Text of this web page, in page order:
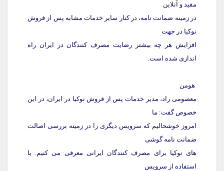
مفید و آنلاین
در زمینه ضمانت نامه، در کنار سایر خدمات مشابه پس از فروش
نوکیا در جهت
افزایش هر چه بیشتر رضایت مصرف کنندگان در ایران راه
اندازی شده است.
هومن
معصومی راد، مدیر خدمات پس از فروش نوکیا در ایران، در این
خصوص گفت: ما
امروز خوشحالیم که سرویس دیگری را در زمینه بررسی اصالت
ضمانت نامه گوشی
های نوکیا برای مصرف کنندگان ایرانی معرفی می کنیم. با
استفاده از سرویس